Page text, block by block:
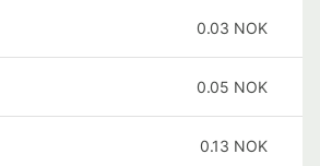
0.03 NOK
0.05 NOK
0.13 NOK